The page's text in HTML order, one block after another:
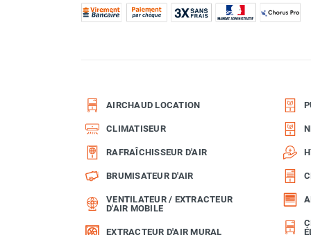
mât électrique
Chauffe terrasse aux pellets
Panneau rayonnant
Lustre infrarouge électrique
Réglette et cassette rayonnante
Chauffage tube radiant et radiant
Chauffage radiant tube suspendu
au gaz
AIRCHAUD LOCATION
CLIMATISEUR
RAFRAÎCHISSEUR D'AIR
BRUMISATEUR D'AIR
VENTILATEUR / EXTRACTEUR
D'AIR MOBILE
EXTRACTEUR D'AIR MURAL